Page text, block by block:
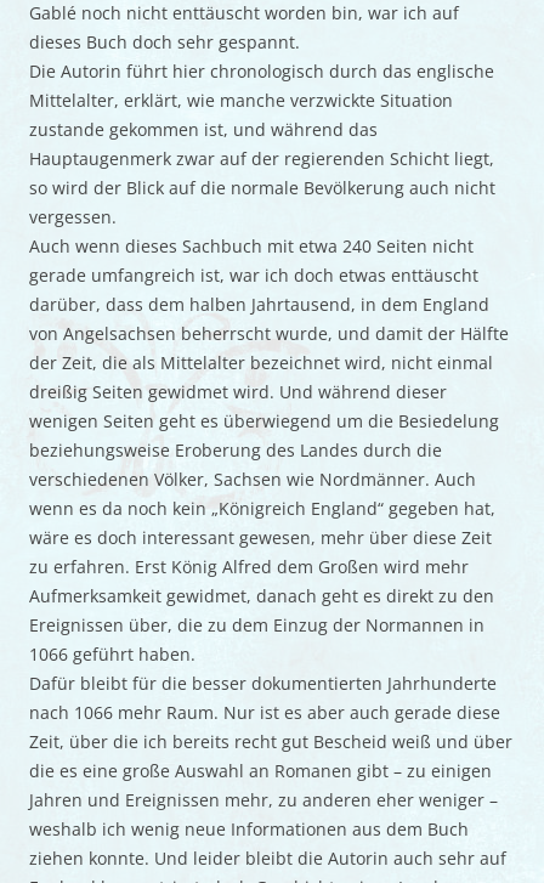
Gablé noch nicht enttäuscht worden bin, war ich auf
dieses Buch doch sehr gespannt.
Die Autorin führt hier chronologisch durch das englische
Mittelalter, erklärt, wie manche verzwickte Situation
zustande gekommen ist, und während das
Hauptaugenmerk zwar auf der regierenden Schicht liegt,
so wird der Blick auf die normale Bevölkerung auch nicht
vergessen.
Auch wenn dieses Sachbuch mit etwa 240 Seiten nicht
gerade umfangreich ist, war ich doch etwas enttäuscht
darüber, dass dem halben Jahrtausend, in dem England
von Angelsachsen beherrscht wurde, und damit der Hälfte
der Zeit, die als Mittelalter bezeichnet wird, nicht einmal
dreißig Seiten gewidmet wird. Und während dieser
wenigen Seiten geht es überwiegend um die Besiedelung
beziehungsweise Eroberung des Landes durch die
verschiedenen Völker, Sachsen wie Nordmänner. Auch
wenn es da noch kein „Königreich England“ gegeben hat,
wäre es doch interessant gewesen, mehr über diese Zeit
zu erfahren. Erst König Alfred dem Großen wird mehr
Aufmerksamkeit gewidmet, danach geht es direkt zu den
Ereignissen über, die zu dem Einzug der Normannen in
1066 geführt haben.
Dafür bleibt für die besser dokumentierten Jahrhunderte
nach 1066 mehr Raum. Nur ist es aber auch gerade diese
Zeit, über die ich bereits recht gut Bescheid weiß und über
die es eine große Auswahl an Romanen gibt – zu einigen
Jahren und Ereignissen mehr, zu anderen eher weniger –
weshalb ich wenig neue Informationen aus dem Buch
ziehen konnte. Und leider bleibt die Autorin auch sehr auf